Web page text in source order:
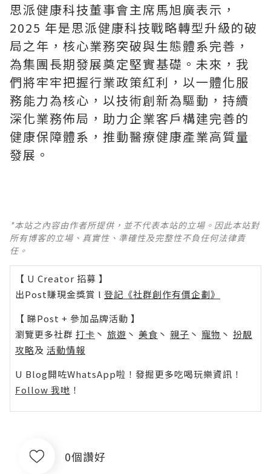
思派健康科技董事會主席馬旭廣表示，
2025 年是思派健康科技戰略轉型升級的破
局之年，核心業務突破與生態體系完善，
為集團長期發展奠定堅實基礎。未來，我
們將牢牢把握行業政策紅利，以一體化服
務能力為核心，以技術創新為驅動，持續
深化業務佈局，助力企業客戶構建完善的
健康保障體系，推動醫療健康產業高質量
發展。
*本站之內容由作者所提供，並不代表本站的立場。因此本站對
所有博客的立場、真實性、準確性及完整性不負任何法律責
任。
【 U Creator 招募 】
出Post賺現金獎賞 l 登記《社群創作有價企劃》
【 睇Post + 參加品牌活動 】
瀏覽更多社群 打卡 丶 旅遊 丶 美食 丶 親子 丶 寵物 丶 扮靚
攻略及 活動情報
U Blog開咗WhatsApp啦！發掘更多吃喝玩樂資訊！
Follow 我哋 ！
0個讚好